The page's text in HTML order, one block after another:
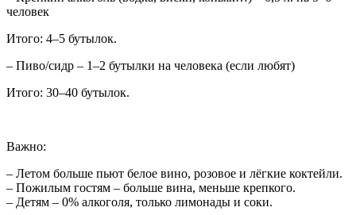
человек
Итого: 4–5 бутылок.
– Пиво/сидр – 1–2 бутылки на человека (если любят)
Итого: 30–40 бутылок.
Важно:
– Летом больше пьют белое вино, розовое и лёгкие коктейли.
– Пожилым гостям – больше вина, меньше крепкого.
– Детям – 0% алкоголя, только лимонады и соки.